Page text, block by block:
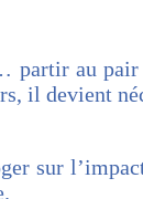
partir au pair
il devient
sur